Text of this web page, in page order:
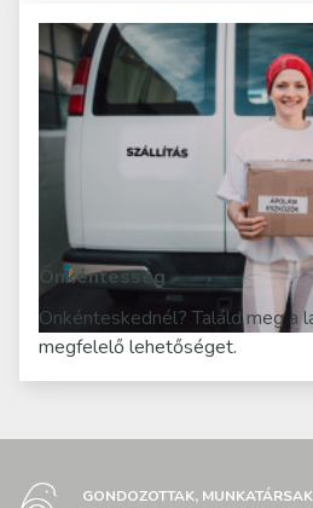
Önkéntesség
Önkénteskednél? Találd meg a
megfelelő lehetőséget.
GONDOZOTTAK,